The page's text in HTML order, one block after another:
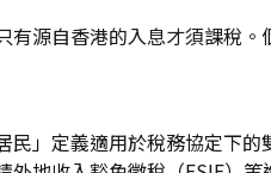
有源自香港的入息才須課稅
民」定義適用於稅務協定下